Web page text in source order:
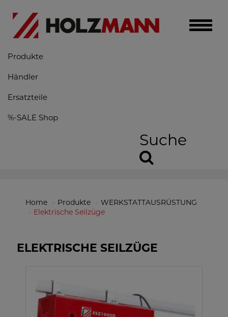
Toggle
Produkte
Händler
Ersatzteile
%-SALE Shop
Suche
Home Produkte
WERKSTATTAUSRÜSTUNG
Elektrische Seilzüge
ELEKTRISCHE SEILZÜGE